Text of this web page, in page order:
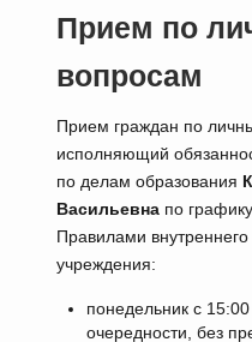
Прием по
вопросам
Прием граждан по
исполняющий
по делам образования
Васильевна по
Правилами внутреннего
учреждения:
понедельник с
очередности, без